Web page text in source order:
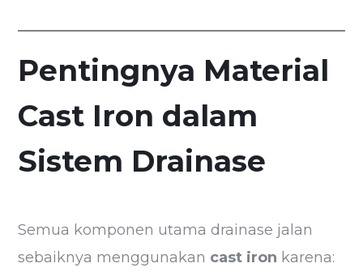
Pentingnya Material
Cast Iron dalam
Sistem Drainase
Semua komponen utama drainase jalan
sebaiknya menggunakan cast iron karena: